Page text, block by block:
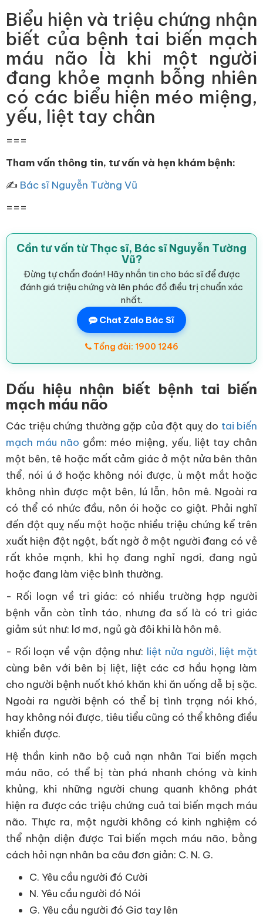
Biểu hiện và triệu chứng nhận
biết của bệnh tai biến mạch
máu não là khi một người
đang khỏe mạnh bỗng nhiên
có các biểu hiện méo miệng,
yếu, liệt tay chân
===
Tham vấn thông tin, tư vấn và hẹn khám bệnh:
✍ Bác sĩ Nguyễn Tường Vũ
===
Cần tư vấn từ Thạc sĩ, Bác sĩ Nguyễn Tường
Vũ?
Đừng tự chẩn đoán! Hãy nhắn tin cho bác sĩ để được
đánh giá triệu chứng và lên phác đồ điều trị chuẩn xác
nhất.
Chat Zalo Bác Sĩ
Tổng đài: 1900 1246
Dấu hiệu nhận biết bệnh tai biến
mạch máu não
Các triệu chứng thường gặp của đột quỵ do tai biến
mạch máu não gồm: méo miệng, yếu, liệt tay chân
một bên, tê hoặc mất cảm giác ở một nửa bên thân
thể, nói ú ớ hoặc không nói được, ù một mắt hoặc
không nhìn được một bên, lú lẫn, hôn mê. Ngoài ra
có thể có nhức đầu, nôn ói hoặc co giật. Phải nghĩ
đến đột quỵ nếu một hoặc nhiều triệu chứng kể trên
xuất hiện đột ngột, bất ngờ ở một người đang có vẻ
rất khỏe mạnh, khi họ đang nghỉ ngơi, đang ngủ
hoặc đang làm việc bình thường.
- Rối loạn về tri giác: có nhiều trường hợp người
bệnh vẫn còn tỉnh táo, nhưng đa số là có tri giác
giảm sút như: lơ mơ, ngủ gà đôi khi là hôn mê.
- Rối loạn về vận động như: liệt nửa người, liệt mặt
cùng bên với bên bị liệt, liệt các cơ hầu họng làm
cho người bệnh nuốt khó khăn khi ăn uống dễ bị sặc.
Ngoài ra người bệnh có thể bị tình trạng nói khó,
hay không nói được, tiêu tiểu cũng có thể không điều
khiển được.
Hệ thần kinh não bộ cuả nạn nhân Tai biến mạch
máu não, có thể bị tàn phá nhanh chóng và kinh
khủng, khi những người chung quanh không phát
hiện ra được các triệu chứng cuả tai biến mạch máu
não. Thực ra, một người không có kinh nghiệm có
thể nhận diện được Tai biến mạch máu não, bằng
cách hỏi nạn nhân ba câu đơn giản: C. N. G.
C. Yêu cầu người đó Cười
N. Yêu cầu người đó Nói
G. Yêu cầu người đó Giơ tay lên